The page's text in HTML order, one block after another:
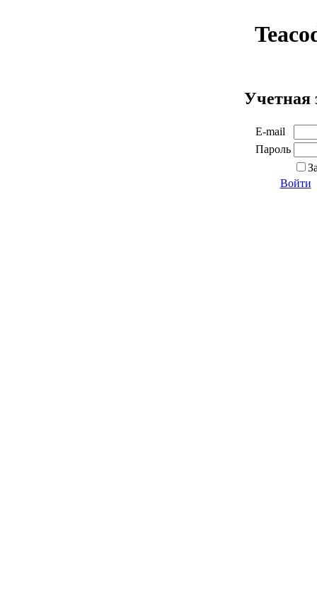
Учетная
E-mail
Пароль
Войти